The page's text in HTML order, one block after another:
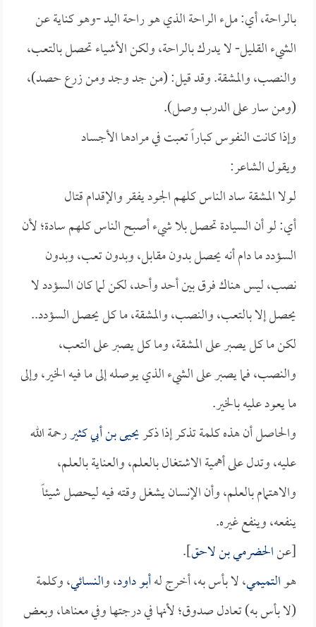
بالراحة، أي: ملء الراحة الذي هو راحة اليد -وهو كناية عن
الشيء القليل- لا يدرك بالراحة، ولكن الأشياء تحصل بالتعب،
والنصب، والمشقة. وقد قيل: (من جد وجد ومن زرع حصد)،
(ومن سار على الدرب وصل).
وإذا كانت النفوس كباراً تعبت في مرادها الأجساد
ويقول الشاعر:
لولا المشقة ساد الناس كلهم الجود يفقر والإقدام قتال
أي: لو أن السيادة تحصل بلا شيء أصبح الناس كلهم سادة؛ لأن
السؤدد ما دام أنه يحصل بدون مقابل، وبدون تعب، وبدون
نصب، ليس هناك فرق بين أحد وأحد، لكن لما كان السؤدد لا
يحصل إلا بالتعب، والنصب، والمشقة، ما كل يحصل السؤدد..
لكن ما كل يصبر على المشقة، وما كل يصبر على التعب،
والنصب، فما يصبر على الشيء الذي يوصله إلى ما فيه الخير، وإلى
ما يعود عليه بالخير.
والحاصل أن هذه كلمة تذكر إذا ذكريحيى بن أبي كثيررحمة الله
عليه، وتدل على أهمية الاشتغال بالعلم، والعناية بالعلم،
والاهتمام بالعلم، وأن الإنسان يشغل وقته فيه ليحصل شيئاً
ينفعه، وينفع غيره.
[عنالحضرمي بن لاحق].
هوالتميمي، لا بأس به، أخرج لهأبو داود، والنسائي، وكلمة
(لا بأس به) تعادل صدوق؛ لأنها في درجتها وفي معناها، وبعض